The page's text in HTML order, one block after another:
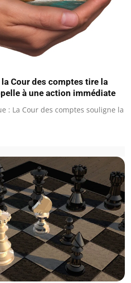
Cour des comptes tire la
à une action immédiate
: La Cour des comptes souligne la